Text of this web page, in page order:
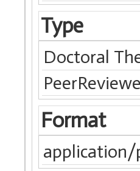
Type
Doctoral
Format